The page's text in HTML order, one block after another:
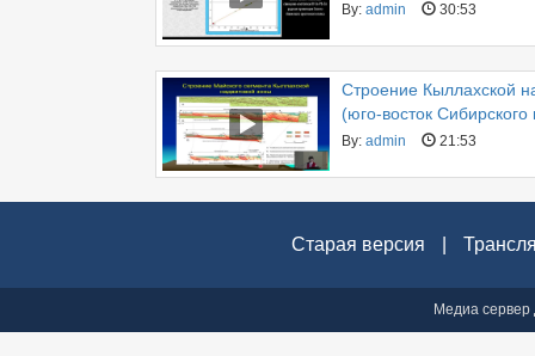
By: admin 30:53
Строение Кыллахской
(юго-восток Сибирского
By: admin 21:53
Старая версия
Медиа